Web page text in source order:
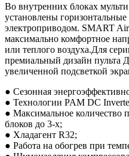
Во внутренних блоках
установлены
электроприводом. SMART Air
максимально комфортное
или теплого воздуха.Для
премиальный дизайн пульта
увеличенной подсветкой
● Сезонная
● Технологии PAM DC
● Максимальное количество
блоков до 3-х;
● Хладагент R32;
● Работа на обогрев при